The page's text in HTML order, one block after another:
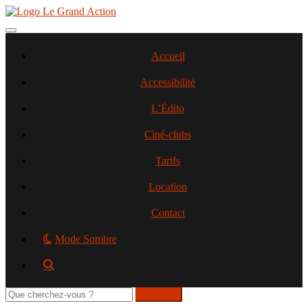
Aller
contenu
Toggle navigation
Accueil
Accessibilité
L’Édito
Ciné-clubs
Tarifs
Location
Contact
Mode Sombre
Rechercher
sur